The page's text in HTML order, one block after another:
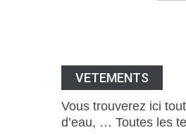
VETEMENTS
Vous trouverez ici
d’eau, … Toutes les